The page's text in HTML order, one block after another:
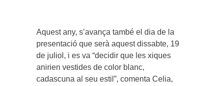
Aquest any, s’avança també el dia de la
presentació que serà aquest dissabte, 19
de juliol, i es va “decidir que les xiques
anirien vestides de color blanc,
cadascuna al seu estil”, comenta Celia,